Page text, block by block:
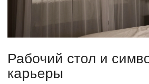
Рабочий стол и
карьеры